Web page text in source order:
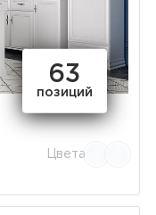
63
позиций
Цвета